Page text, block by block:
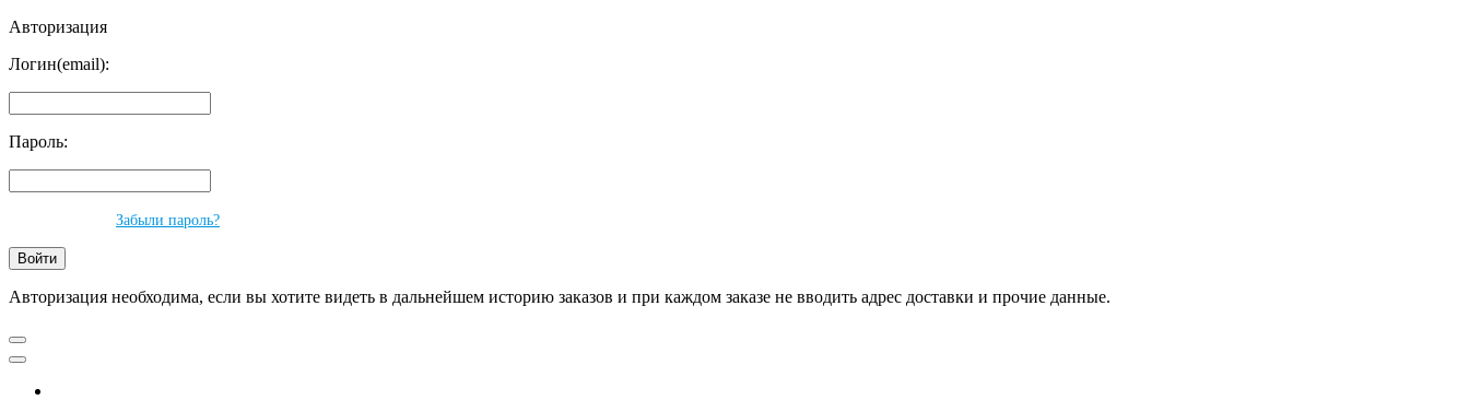
Авторизация
Логин(email):
Пароль:
Забыли пароль?
Авторизация необходима, если вы хотите видеть в дальнейшем историю заказов и при каждом заказе не вводить адрес доставки и прочие данные.